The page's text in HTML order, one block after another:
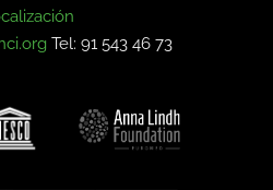
Tel: 91 543 46 73